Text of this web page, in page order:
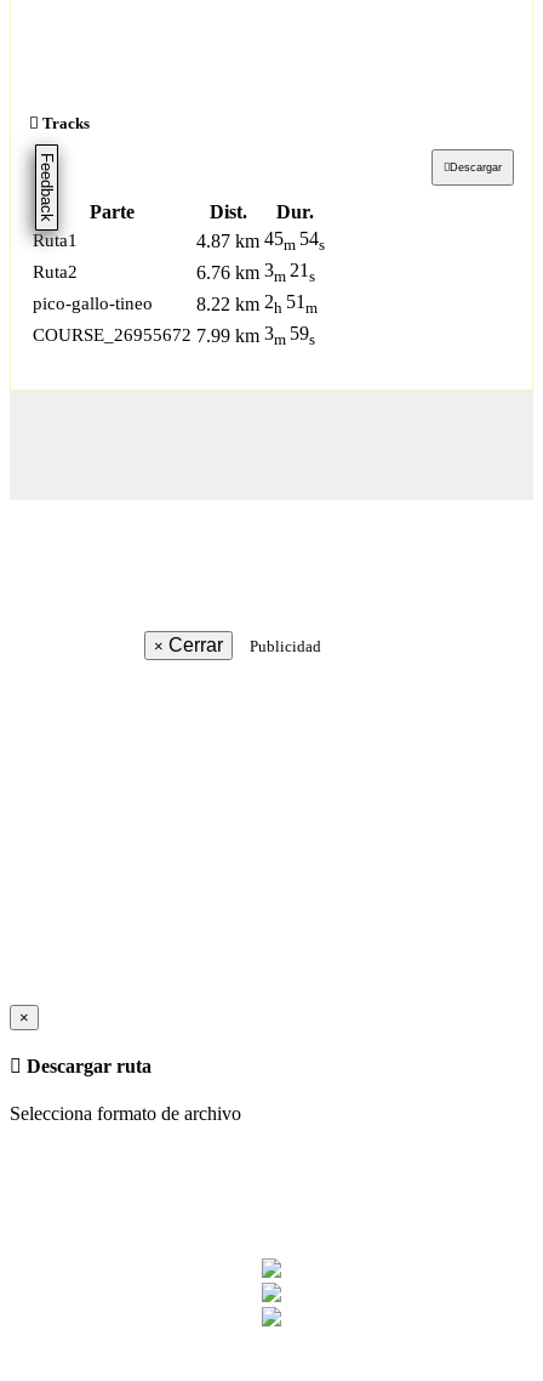
Feedback
Tracks
Descargar
Parte Dist. Dur.
Ruta1 4.87 km 45m 54s
Ruta2 6.76 km 3m 21 s
pico-gallo-tineo 8.22 km 2h 51 m
COURSE_26955672 7.99 km 3m 59s
× Cerrar Publicidad
×
Descargar ruta
Selecciona formato de archivo